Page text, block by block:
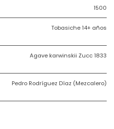
1500
Tobasiche 14+ años
Agave karwinskii Zucc 1833
Pedro Rodríguez Díaz (Mezcalero)